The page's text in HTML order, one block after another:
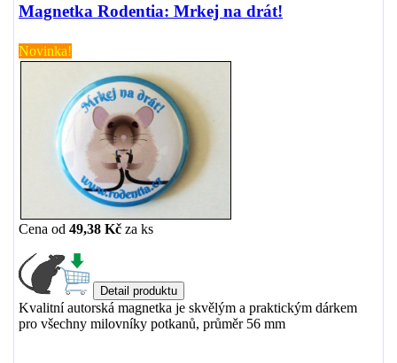
Magnetka Rodentia: Mrkej na drát!
Novinka!
Cena od 49,38 Kč za ks
Kvalitní autorská magnetka je skvělým a praktickým dárkem
pro všechny milovníky potkanů, průměr 56 mm